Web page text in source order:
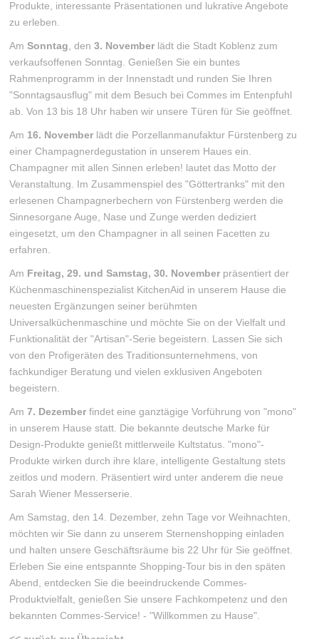
Produkte, interessante Präsentationen und lukrative Angebote
zu erleben.
AmSonntag , den3. November lädt die Stadt Koblenz zum
verkaufsoffenen Sonntag. Genießen Sie ein buntes
Rahmenprogramm in der Innenstadt und runden Sie Ihren
"Sonntagsausflug" mit dem Besuch bei Commes im Entenpfuhl
ab. Von 13 bis 18 Uhr haben wir unsere Türen für Sie geöffnet.
Am 16. November lädt die Porzellanmanufaktur Fürstenberg zu
einer Champagnerdegustation in unserem Haues ein.
Champagner mit allen Sinnen erleben! lautet das Motto der
Veranstaltung. Im Zusammenspiel des "Göttertranks" mit den
erlesenen Champagnerbechern von Fürstenberg werden die
Sinnesorgane Auge, Nase und Zunge werden dediziert
eingesetzt, um den Champagner in all seinen Facetten zu
erfahren.
Am Freitag, 29. und Samstag, 30. November präsentiert der
Küchenmaschinenspezialist KitchenAid in unserem Hause die
neuesten Ergänzungen seiner berühmten
Universalküchenmaschine und möchte Sie on der Vielfalt und
Funktionalität der "Artisan"-Serie begeistern. Lassen Sie sich
von den Profigeräten des Traditionsunternehmens, von
fachkundiger Beratung und vielen exklusiven Angeboten
begeistern.
Am7. Dezember findet eine ganztägige Vorführung von "mono"
in unserem Hause statt. Die bekannte deutsche Marke für
Design-Produkte genießt mittlerweile Kultstatus. "mono"-
Produkte wirken durch ihre klare, intelligente Gestaltung stets
zeitlos und modern. Präsentiert wird unter anderem die neue
Sarah Wiener Messerserie.
Am Samstag, den 14. Dezember, zehn Tage vor Weihnachten,
möchten wir Sie dann zu unserem Sternenshopping einladen
und halten unsere Geschäftsräume bis 22 Uhr für Sie geöffnet.
Erleben Sie eine entspannte Shopping-Tour bis in den späten
Abend, entdecken Sie die beeindruckende Commes-
Produktvielfalt, genießen Sie unsere Fachkompetenz und den
bekannten Commes-Service! - "Willkommen zu Hause".